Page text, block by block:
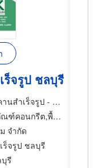
ร็จรูป ชลบุรี
โรงงานผลิตและติดตั้งโครงสร้างเสาคานสำเร็จรูป - แก้วกานต์ วิศวกรรม
นกรีตเสริมเหล็กและอัดแรง)
จำกัด
ร็จรูป ชลบุรี
รี